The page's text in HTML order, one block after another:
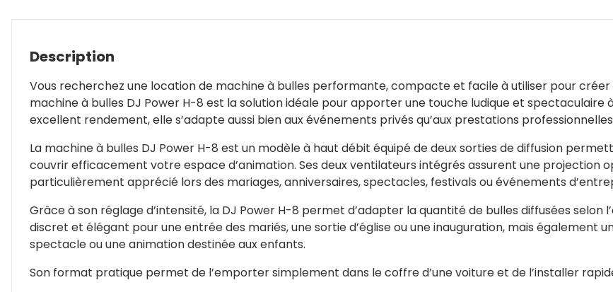
Description
Vous recherchez une location de machine à bulles performante, compacte et facile à utiliser pour
machine à bulles DJ Power H-8 est la solution idéale pour apporter une touche ludique et
excellent rendement, elle s’adapte aussi bien aux événements privés qu’aux prestations
La machine à bulles DJ Power H-8 est un modèle à haut débit équipé de deux sorties de diffusion
couvrir efficacement votre espace d’animation. Ses deux ventilateurs intégrés assurent une projection
particulièrement apprécié lors des mariages, anniversaires, spectacles, festivals ou événements
Grâce à son réglage d’intensité, la DJ Power H-8 permet d’adapter la quantité de bulles diffusées selon
discret et élégant pour une entrée des mariés, une sortie d’église ou une inauguration, mais également
spectacle ou une animation destinée aux enfants.
Son format pratique permet de l’emporter simplement dans le coffre d’une voiture et de l’installer